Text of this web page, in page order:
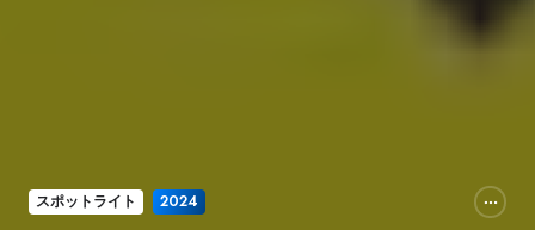
スポットライト 2024